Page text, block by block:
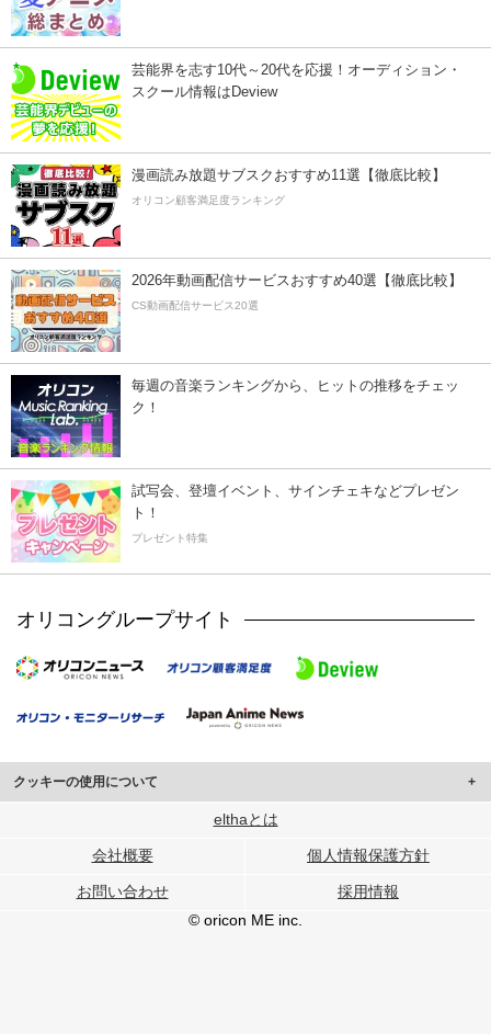
芸能界を志す10代～20代を応援！オーディション・
スクール情報はDeview
漫画読み放題サブスクおすすめ11選【徹底比較】
オリコン顧客満足度ランキング
2026年動画配信サービスおすすめ40選【徹底比較】
CS動画配信サービス20選
毎週の音楽ランキングから、ヒットの推移をチェッ
ク！
試写会、登壇イベント、サインチェキなどプレゼン
ト！
プレゼント特集
オリコングループサイト
クッキーの使用について
このサイトでは Cookie を使用して、ユーザーに合わせたコンテンツや広告の
行っています。
メディアや広告配信、データ解析の各パートナーに提供しています。
各パートナーは、この情報とユーザーが各パートナーに提供した他の情報や、
ユーザーが各パートナーのサービスを使用したときに収集した他の情報を組み
elthaとは
会社概要 個人情報保護方針
お問い合わせ
採用情報
© oricon ME inc.